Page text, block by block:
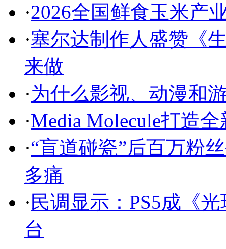
·2026全国鲜食玉米产
·塞尔达制作人盛赞《
来做
·为什么影视、动漫和
·Media Molecule打造
·“盲道碰瓷”后百万粉
多痛
· 民调显示：PS5成《
台